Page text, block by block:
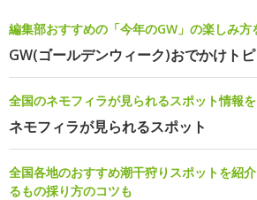
編集部おすすめの「今年のGW」の楽しみ方
GW(ゴールデンウィーク)おでかけト
全国のネモフィラが見られるスポット情報
ネモフィラが見られるスポット
全国各地のおすすめ潮干狩りスポットを紹
るもの採り方のコツも